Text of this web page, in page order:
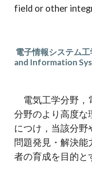
field or other
and Information
電気工学分野，
分野のより高度な
につけ，当該分野
問題発見・解決能
者の育成を目的と